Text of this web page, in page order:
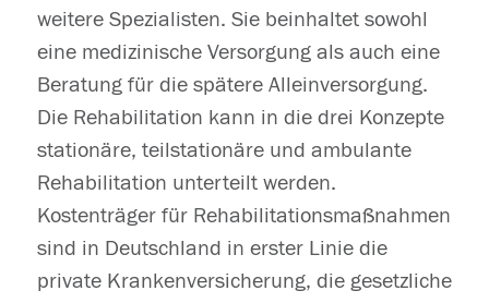
weitere Spezialisten. Sie beinhaltet sowohl
eine medizinische Versorgung als auch eine
Beratung für die spätere Alleinversorgung.
Die Rehabilitation kann in die drei Konzepte
stationäre, teilstationäre und ambulante
Rehabilitation unterteilt werden.
Kostenträger für Rehabilitationsmaßnahmen
sind in Deutschland in erster Linie die
private Krankenversicherung, die gesetzliche